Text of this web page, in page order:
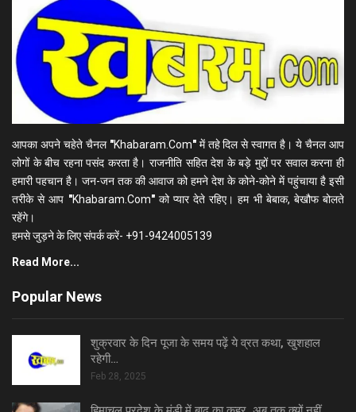
आपका अपने चहेते चैनल "Khabaram.Com"में तहे दिल से स्वागत है। ये चैनल आप
लोगों के बीच रहना पसंद करता है। राजनीति सहित देश के बड़े मुद्दों पर सवाल करना ही
हमारी पहचान है। जन-जन तक की आवाज को हमने देश के कोने-कोने में पहुंचाया है इसी
तरीके से आप "Khabaram.Com"को प्यार देते रहिए। हम भी बेबाक, बेखौफ बोलते
रहेंगे।
हमसे जुड़ने के लिए संपर्क करें- +91-9424005139
Read More...
Popular News
शुक्रवार के दिन पूजा के समय पढ़ें ये व्रत कथा, खुशहाल
रहेगी…
Feb 28, 2025